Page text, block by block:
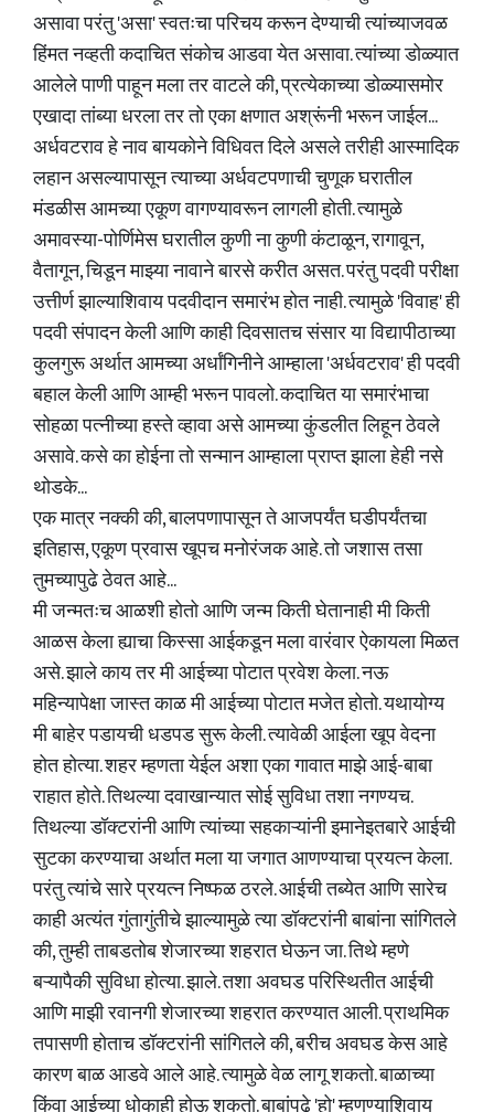
असावा परंतु 'असा' स्वतःचा परिचय करून देण्याची त्यांच्याजवळ
हिंमत नव्हती कदाचित संकोच आडवा येत असावा. त्यांच्या डोळ्यात
आलेले पाणी पाहून मला तर वाटले की, प्रत्येकाच्या डोळ्यासमोर
एखादा तांब्या धरला तर तो एका क्षणात अश्रूंनी भरून जाईल...
अर्धवटराव हे नाव बायकोने विधिवत दिले असले तरीही आस्मादिक
लहान असल्यापासून त्याच्या अर्धवटपणाची चुणूक घरातील
मंडळीस आमच्या एकूण वागण्यावरून लागली होती. त्यामुळे
अमावस्या-पोर्णिमेस घरातील कुणी ना कुणी कंटाळून, रागावून,
वैतागून, चिडून माझ्या नावाने बारसे करीत असत. परंतु पदवी परीक्षा
उत्तीर्ण झाल्याशिवाय पदवीदान समारंभ होत नाही. त्यामुळे 'विवाह' ही
पदवी संपादन केली आणि काही दिवसातच संसार या विद्यापीठाच्या
कुलगुरू अर्थात आमच्या अर्धांगिनीने आम्हाला 'अर्धवटराव' ही पदवी
बहाल केली आणि आम्ही भरून पावलो. कदाचित या समारंभाचा
सोहळा पत्नीच्या हस्ते व्हावा असे आमच्या कुंडलीत लिहून ठेवले
असावे. कसे का होईना तो सन्मान आम्हाला प्राप्त झाला हेही नसे
थोडके...
एक मात्र नक्की की, बालपणापासून ते आजपर्यंत घडीपर्यंतचा
इतिहास, एकूण प्रवास खूपच मनोरंजक आहे. तो जशास तसा
तुमच्यापुढे ठेवत आहे...
मी जन्मतःच आळशी होतो आणि जन्म किती घेतानाही मी किती
आळस केला ह्याचा किस्सा आईकडून मला वारंवार ऐकायला मिळत
असे. झाले काय तर मी आईच्या पोटात प्रवेश केला. नऊ
महिन्यापेक्षा जास्त काळ मी आईच्या पोटात मजेत होतो. यथायोग्य
मी बाहेर पडायची धडपड सुरू केली. त्यावेळी आईला खूप वेदना
होत होत्या. शहर म्हणता येईल अशा एका गावात माझे आई-बाबा
राहात होते. तिथल्या दवाखान्यात सोई सुविधा तशा नगण्यच.
तिथल्या डॉक्टरांनी आणि त्यांच्या सहकाऱ्यांनी इमानेइतबारे आईची
सुटका करण्याचा अर्थात मला या जगात आणण्याचा प्रयत्न केला.
परंतु त्यांचे सारे प्रयत्न निष्फळ ठरले. आईची तब्येत आणि सारेच
काही अत्यंत गुंतागुंतीचे झाल्यामुळे त्या डॉक्टरांनी बाबांना सांगितले
की, तुम्ही ताबडतोब शेजारच्या शहरात घेऊन जा. तिथे म्हणे
बऱ्यापैकी सुविधा होत्या. झाले. तशा अवघड परिस्थितीत आईची
आणि माझी रवानगी शेजारच्या शहरात करण्यात आली. प्राथमिक
तपासणी होताच डॉक्टरांनी सांगितले की, बरीच अवघड केस आहे
कारण बाळ आडवे आले आहे. त्यामुळे वेळ लागू शकतो. बाळाच्या